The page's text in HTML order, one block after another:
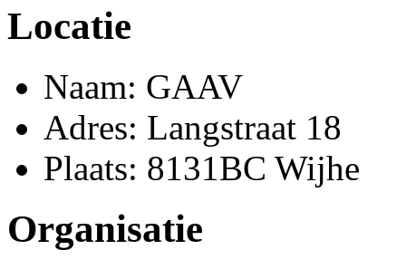
Locatie
Naam: GAAV
Adres: Langstraat 18
Plaats: 8131BC Wijhe
Organisatie